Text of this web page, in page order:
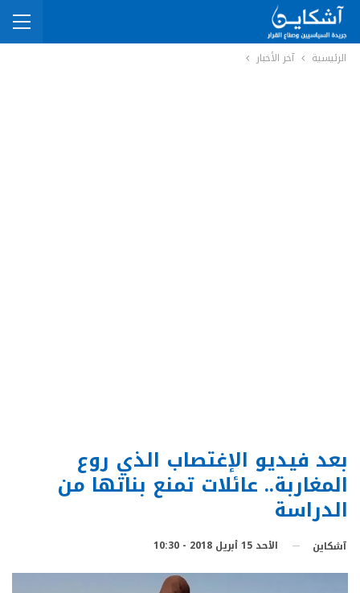
الرئيسية آخر الأخبار
بعد فيديو الإغتصاب الذي روع
المغاربة.. عائلات تمنع بناتها من
الدراسة
آشكاين الأحد 15 أبريل 2018 - 10:30